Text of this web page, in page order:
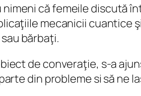
că femeile discută
mecanicii cuantice
bărbaţi.
de converaţie, s-a
din probleme si să ne